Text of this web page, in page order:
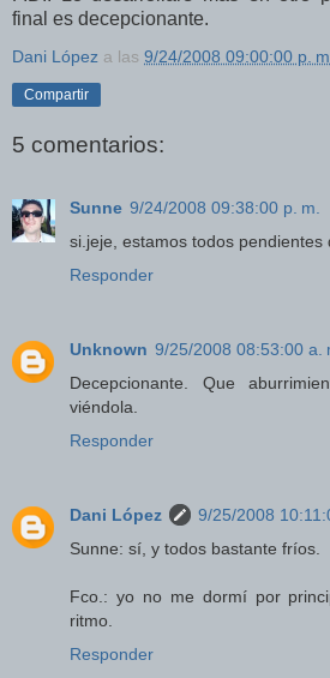
final es decepcionante.
Dani López a las 9/24/2008 09:00:00 p. m.
Compartir
5 comentarios:
Sunne 9/24/2008 09:38:00 p. m.
si.jeje, estamos todos pendientes
Responder
Unknown 9/25/2008 08:53:00 a.
Decepcionante. Que
viéndola.
Responder
Dani López
9/25/2008
Sunne: sí, y todos bastante fríos.
Fco.: yo no me dormí por
ritmo.
Responder